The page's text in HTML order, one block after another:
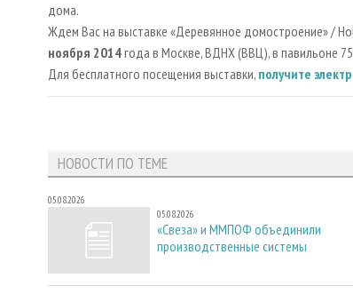
дома.
Ждем Вас на выставке «Деревянное домостроение» /
ноября 2014года в Москве, ВДНХ (ВВЦ), в павильоне
Для бесплатного посещения выставки, получите
НОВОСТИ ПО ТЕМЕ
05.08.2026
05.08.2026
«Свеза» и ММПОФ объединили
производственные системы